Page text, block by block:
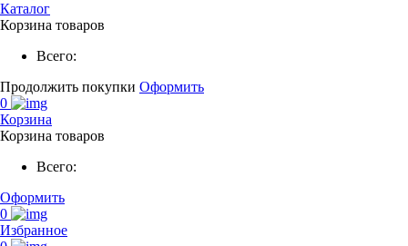
Каталог
Корзина товаров
Всего:
Продолжить покупки Оформить
0
Корзина
Корзина товаров
Всего:
Оформить
0
Избранное